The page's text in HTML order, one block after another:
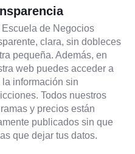
de Negocios
clara, sin dobleces
pequeña. Además, en
web puedes acceder a
la información sin
Todos nuestros
y precios están
publicados sin que
que dejar tus datos.